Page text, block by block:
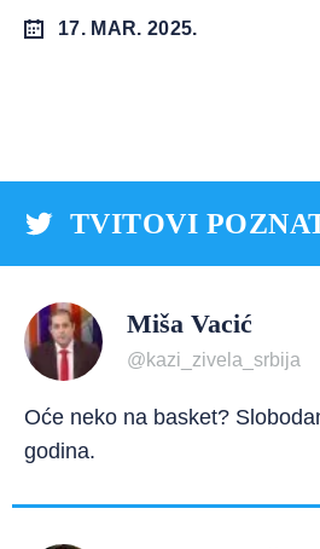
17. MAR. 2025.
TVITOVI
Miša Vacić
@kazi_zivela_srbija
Oće neko na basket?
godina.